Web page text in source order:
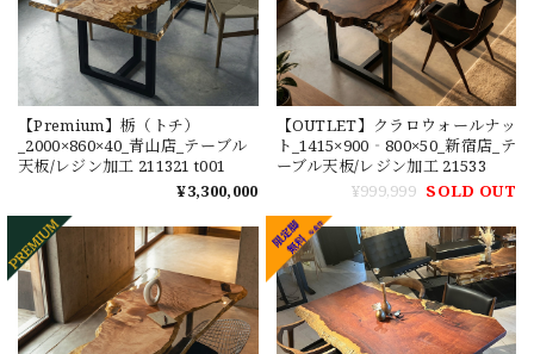
【Premium】栃（トチ）
_2000×860×40_青山店_テーブル
天板/レジン加工 211321 t001
¥3,300,000
【OUTLET】クラロウォールナッ
ト_1415×900‐800×50_新宿店_テ
ーブル天板/レジン加工 21533
¥999,999 SOLD OUT